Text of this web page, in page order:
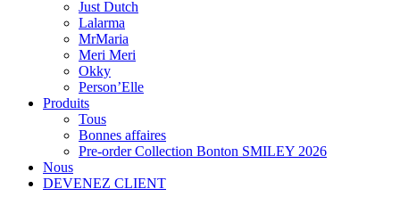
Just Dutch
Lalarma
MrMaria
Meri Meri
Okky
Person’Elle
Produits
Tous
Bonnes affaires
Pre-order Collection Bonton SMILEY 2026
Nous
DEVENEZ CLIENT